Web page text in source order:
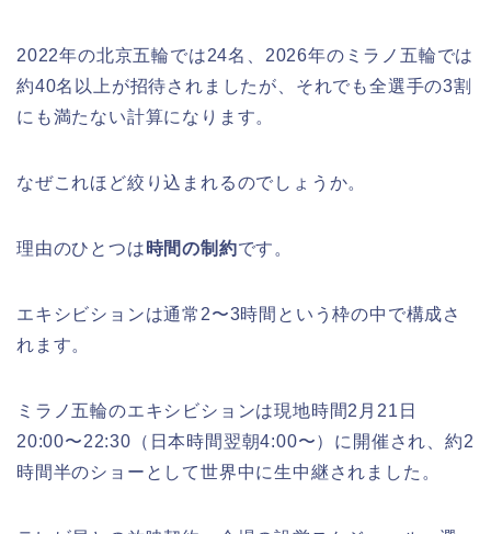
2022年の北京五輪では24名、2026年のミラノ五輪では
約40名以上が招待されましたが、それでも全選手の3割
にも満たない計算になります。
なぜこれほど絞り込まれるのでしょうか。
理由のひとつは時間の制約です。
エキシビションは通常2〜3時間という枠の中で構成さ
れます。
ミラノ五輪のエキシビションは現地時間2月21日
20:00〜22:30（日本時間翌朝4:00〜）に開催され、約2
時間半のショーとして世界中に生中継されました。